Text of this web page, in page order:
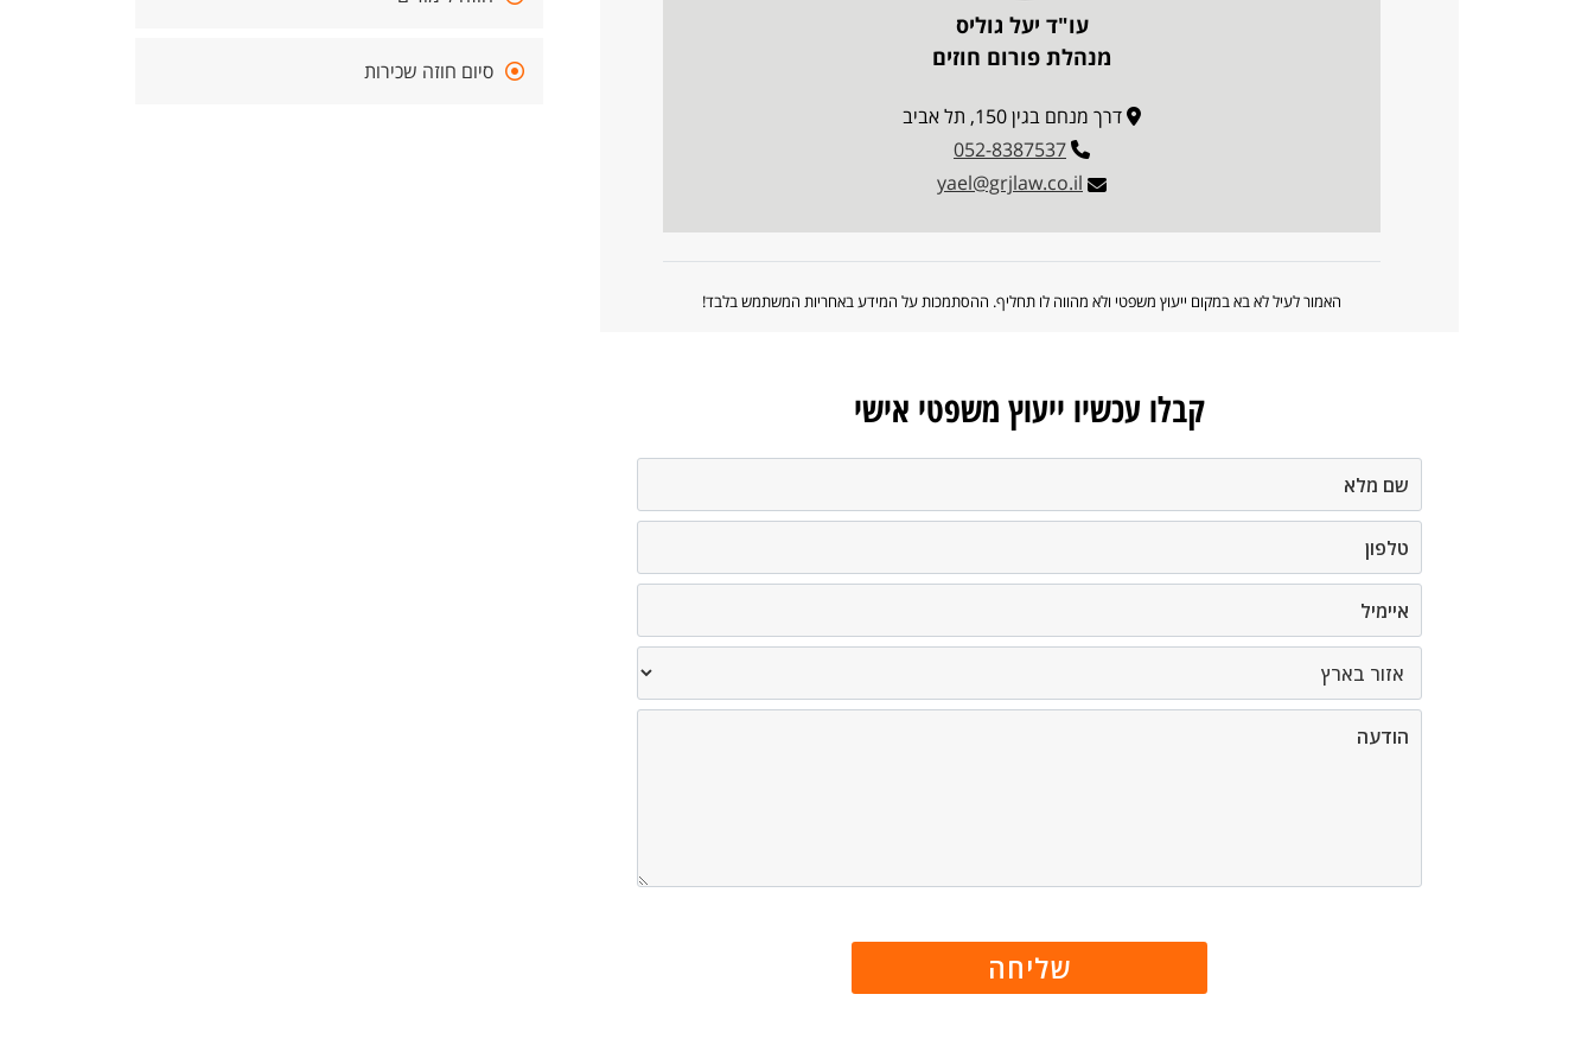
עו"ד יעל גוליס
מנהלת פורום חוזים
דרך מנחם בגין 150, תל אביב
052-8387537
yael@grjlaw.co.il
האמור לעיל לא בא במקום ייעוץ משפטי ולא מהווה לו תחליף. ההסתמכות על המידע באחריות המשתמש בלבד!
קבלו עכשיו ייעוץ משפטי אישי
סיום חוזה שכירות